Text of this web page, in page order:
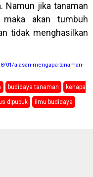
Namun jika tanaman
maka akan tumbuh
tidak menghasilkan
01/alasan-mengapa-tanaman-
budidaya tanaman kenapa
dipupuk ilmu budidaya